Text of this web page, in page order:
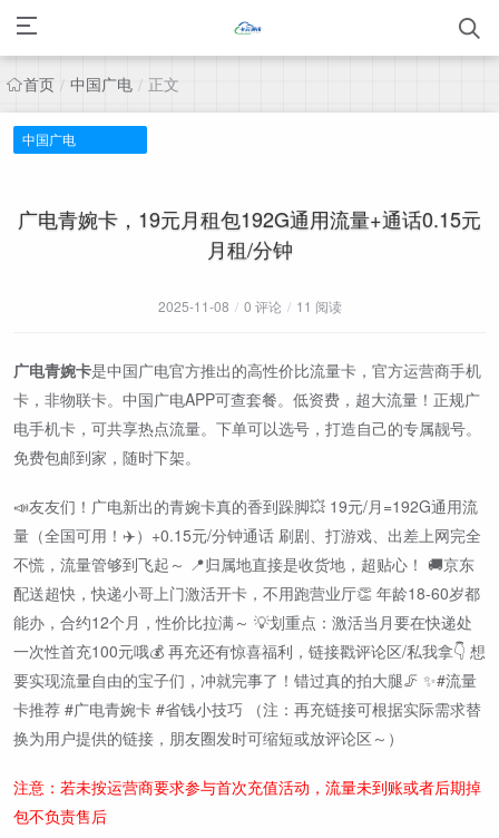
首页 / 中国广电 / 正文
中国广电
广电青婉卡，19元月租包192G通用流量+通话0.15元
月租/分钟
2025-11-08 / 0 评论 / 11 阅读
广电青婉卡是中国广电官方推出的高性价比流量卡，官方运营商手机
卡，非物联卡。中国广电APP可查套餐。低资费，超大流量！正规广
电手机卡，可共享热点流量。下单可以选号，打造自己的专属靓号。
免费包邮到家，随时下架。
📣友友们！广电新出的青婉卡真的香到跺脚💥 19元/月=192G通用流
量（全国可用！✈️）+0.15元/分钟通话 刷剧、打游戏、出差上网完全
不慌，流量管够到飞起～ 📍归属地直接是收货地，超贴心！ 🚚京东
配送超快，快递小哥上门激活开卡，不用跑营业厅👏 年龄18-60岁都
能办，合约12个月，性价比拉满～ 💡划重点：激活当月要在快递处
一次性首充100元哦💰 再充还有惊喜福利，链接戳评论区/私我拿👇 想
要实现流量自由的宝子们，冲就完事了！错过真的拍大腿🦵 ✨#流量
卡推荐 #广电青婉卡 #省钱小技巧 （注：再充链接可根据实际需求替
换为用户提供的链接，朋友圈发时可缩短或放评论区～）
注意：若未按运营商要求参与首次充值活动，流量未到账或者后期掉
包不负责售后